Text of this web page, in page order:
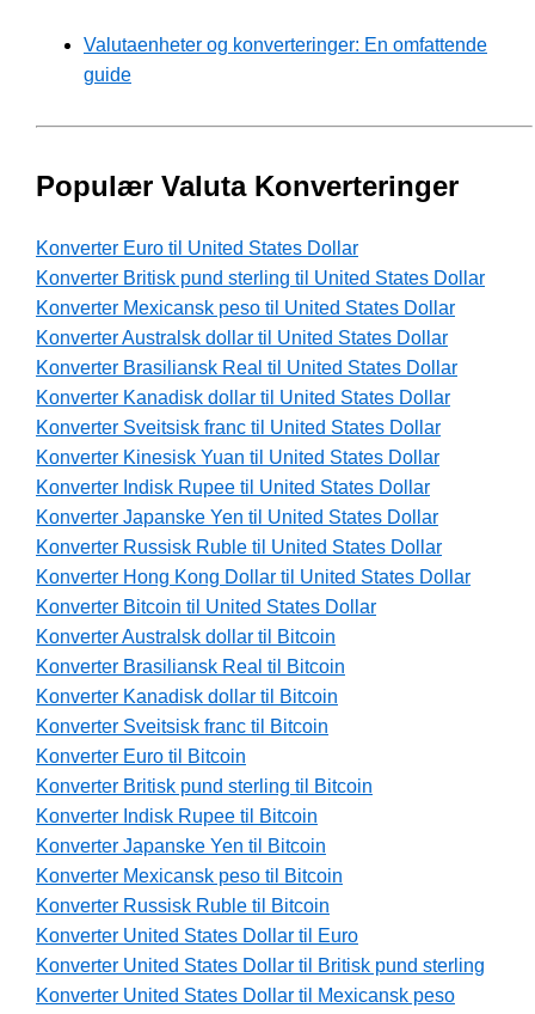
Valutaenheter og konverteringer: En omfattende
guide
Populær Valuta Konverteringer
Konverter Euro til United States Dollar
Konverter Britisk pund sterling til United States Dollar
Konverter Mexicansk peso til United States Dollar
Konverter Australsk dollar til United States Dollar
Konverter Brasiliansk Real til United States Dollar
Konverter Kanadisk dollar til United States Dollar
Konverter Sveitsisk franc til United States Dollar
Konverter Kinesisk Yuan til United States Dollar
Konverter Indisk Rupee til United States Dollar
Konverter Japanske Yen til United States Dollar
Konverter Russisk Ruble til United States Dollar
Konverter Hong Kong Dollar til United States Dollar
Konverter Bitcoin til United States Dollar
Konverter Australsk dollar til Bitcoin
Konverter Brasiliansk Real til Bitcoin
Konverter Kanadisk dollar til Bitcoin
Konverter Sveitsisk franc til Bitcoin
Konverter Euro til Bitcoin
Konverter Britisk pund sterling til Bitcoin
Konverter Indisk Rupee til Bitcoin
Konverter Japanske Yen til Bitcoin
Konverter Mexicansk peso til Bitcoin
Konverter Russisk Ruble til Bitcoin
Konverter United States Dollar til Euro
Konverter United States Dollar til Britisk pund sterling
Konverter United States Dollar til Mexicansk peso